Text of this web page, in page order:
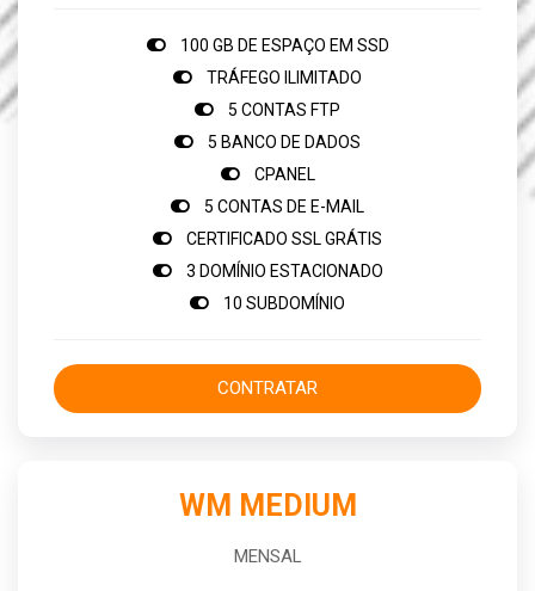
100 GB DE ESPAÇO EM SSD
TRÁFEGO ILIMITADO
5 CONTAS FTP
5 BANCO DE DADOS
CPANEL
5 CONTAS DE E-MAIL
CERTIFICADO SSL GRÁTIS
3 DOMÍNIO ESTACIONADO
10 SUBDOMÍNIO
CONTRATAR
WM MEDIUM
MENSAL